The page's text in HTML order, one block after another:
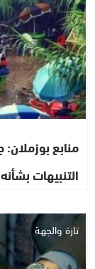
منابع
التنبيهات
تازة والجهة